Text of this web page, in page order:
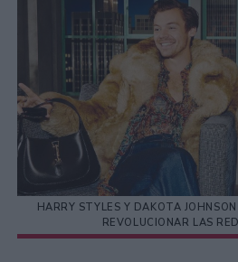
HARRY STYLES Y DAKOTA
REVOLUCIONAR LAS